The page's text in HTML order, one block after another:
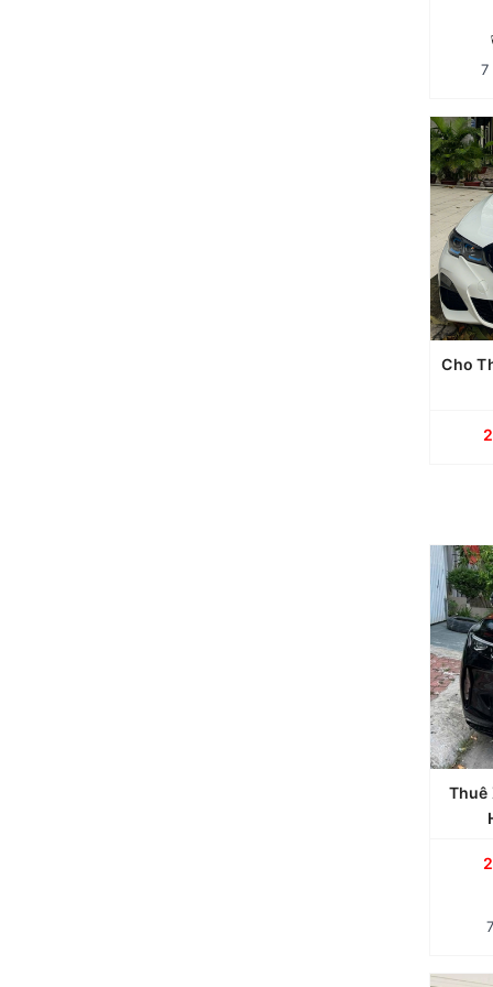
7
Cho
Cho Thuê Xe BMW 320i Tại TP.HCM | Tự Lái & Có Tài Xế
Thuê
Thuê Xe VinFast VF9 7 Chỗ Có Tài Hoặc Tự Lái Tại TP.HCM
cấp?
đời